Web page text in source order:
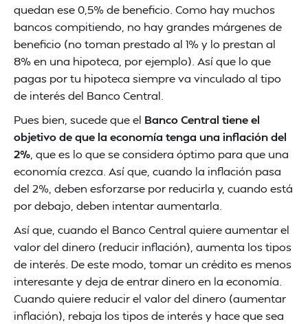
quedan ese 0,5% de beneficio. Como hay muchos
bancos compitiendo, no hay grandes márgenes de
beneficio (no toman prestado al 1% y lo prestan al
8% en una hipoteca, por ejemplo). Así que lo que
pagas por tu hipoteca siempre va vinculado al tipo
de interés del Banco Central.
Pues bien, sucede que el Banco Central tiene el
objetivo de que la economía tenga una inflación del
2% , que es lo que se considera óptimo para que una
economía crezca. Así que, cuando la inflación pasa
del 2%, deben esforzarse por reducirla y, cuando está
por debajo, deben intentar aumentarla.
Así que, cuando el Banco Central quiere aumentar el
valor del dinero (reducir inflación), aumenta los tipos
de interés. De este modo, tomar un crédito es menos
interesante y deja de entrar dinero en la economía.
Cuando quiere reducir el valor del dinero (aumentar
inflación), rebaja los tipos de interés y hace que sea